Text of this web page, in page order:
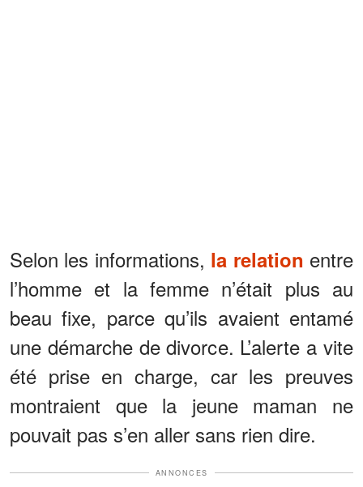
Selon les informations, la relation entre
l’homme et la femme n’était plus au
beau fixe, parce qu’ils avaient entamé
une démarche de divorce. L’alerte a vite
été prise en charge, car les preuves
montraient que la jeune maman ne
pouvait pas s’en aller sans rien dire.
ANNONCES